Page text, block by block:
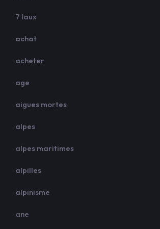
7 laux
achat
acheter
age
aigues mortes
alpes
alpes maritimes
alpilles
alpinisme
ane